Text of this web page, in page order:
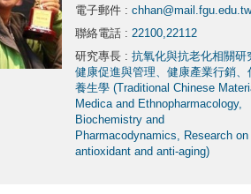
電子郵件 : chhan@mail.fgu.edu.tw
聯絡電話 : 22100,22112
研究專長 : 抗氧化與抗老化相關研
健康促進與管理、健康產業行銷、
養生學 (Traditional Chinese
Medica and Ethnopharmacology,
Biochemistry and
Pharmacodynamics, Research on
antioxidant and anti-aging)